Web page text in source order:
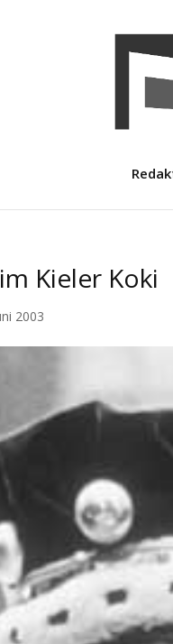
Kieler Koki
2003